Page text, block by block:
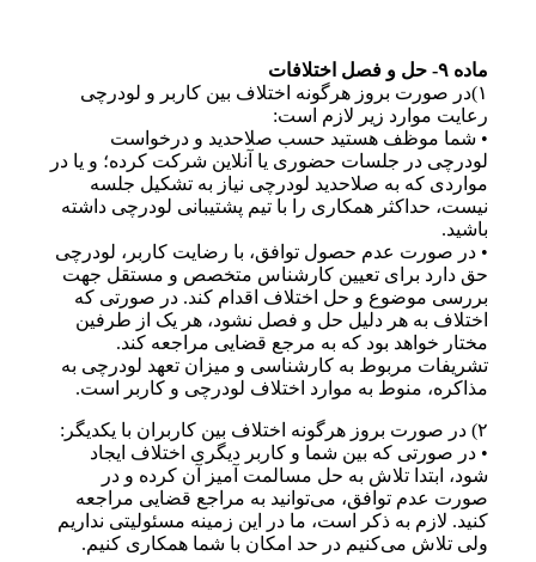
ماده ۹- حل و فصل اختلافات
۱)در صورت بروز هرگونه اختلاف بین کاربر و لودرچی
رعایت موارد زیر لازم است:
• شما موظف هستید حسب صلاحدید و درخواست
لودرچی در جلسات حضوری یا آنلاین شرکت کرده؛ و یا در
مواردی که به صلاحدید لودرچی نیاز به تشکیل جلسه
نیست، حداکثر همکاری را با تیم پشتیبانی لودرچی داشته
باشید.
• در صورت عدم حصول توافق، با رضایت کاربر، لودرچی
حق دارد برای تعیین کارشناس متخصص و مستقل جهت
بررسی موضوع و حل اختلاف اقدام کند. در صورتی که
اختلاف به هر دلیل حل و فصل نشود، هر یک از طرفین
مختار خواهد بود که به مرجع قضایی مراجعه کند.
تشریفات مربوط به کارشناسی و میزان تعهد لودرچی به
مذاکره، منوط به موارد اختلاف لودرچی و کاربر است.
۲) در صورت بروز هرگونه اختلاف بین کاربران با یکدیگر:
• در صورتی که بین شما و کاربر دیگری اختلاف ایجاد
شود، ابتدا تلاش به حل مسالمت آمیز آن کرده و در
صورت عدم توافق، می‌توانید به مراجع قضایی مراجعه
کنید. لازم به ذکر است، ما در این زمینه مسئولیتی نداریم
ولی تلاش می‌کنیم در حد امکان با شما همکاری کنیم.